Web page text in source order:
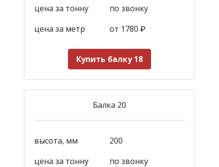
цена за тонну
по звонку
цена за метр
от 1780 ₽
Купить балку 18
Балка 20
высота, мм
200
цена за тонну
по звонку